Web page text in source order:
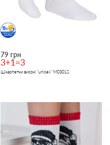
79 грн
3+1=3
Шкарпетки високі "unisex" M0301S